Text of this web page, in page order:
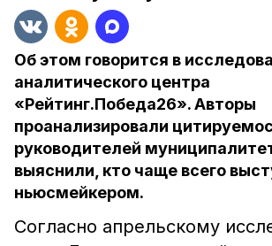
Об этом говорится в
аналитического центра
«Рейтинг.Победа26». Авторы
проанализировали
руководителей
выяснили, кто чаще всего
ньюсмейкером.
Согласно апрельскому